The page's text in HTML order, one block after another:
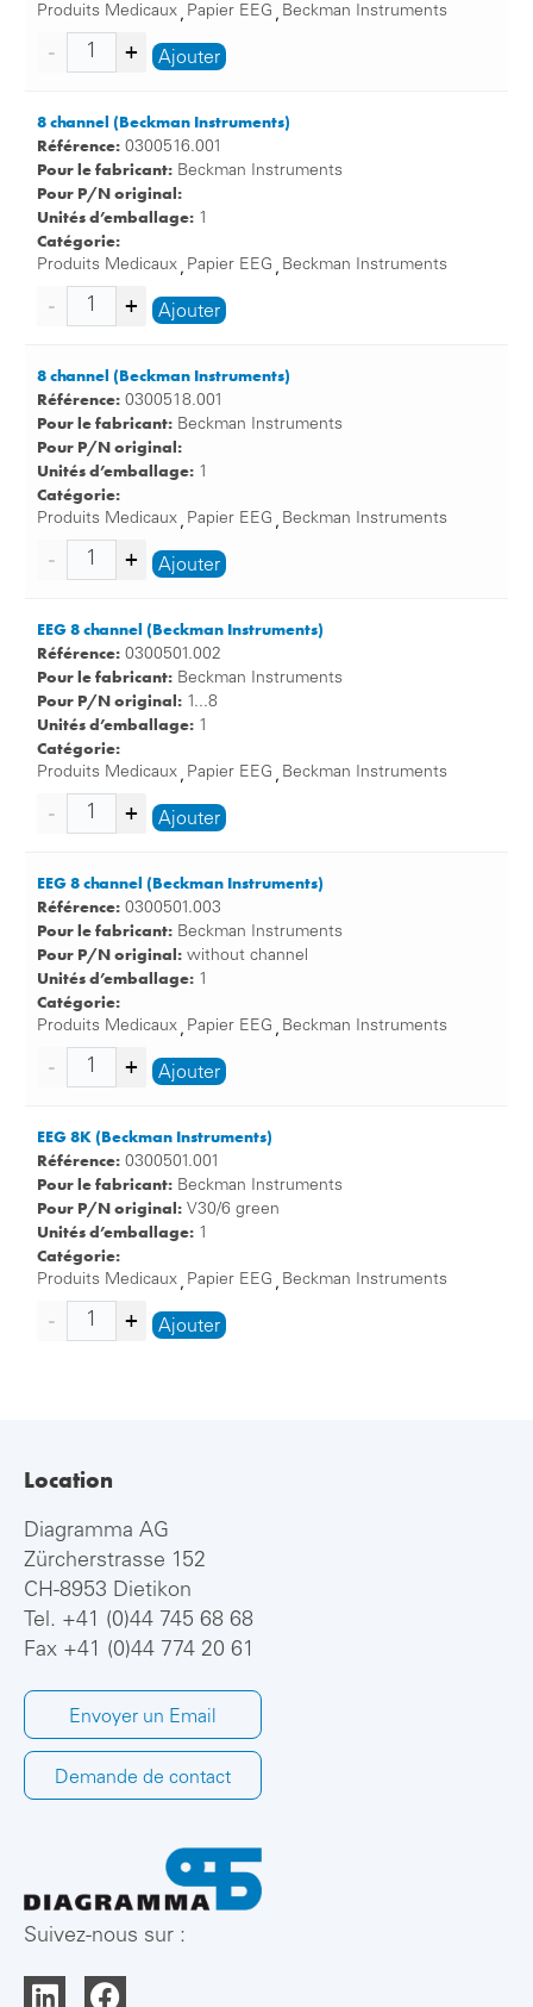
Produits Medicaux , Papier EEG , Beckman Instruments
Ajouter
8 channel (Beckman Instruments)
Référence: 0300516.001
Pour le fabricant: Beckman Instruments
Pour P/N original:
Unités d’emballage: 1
Catégorie:
Produits Medicaux , Papier EEG , Beckman Instruments
Ajouter
8 channel (Beckman Instruments)
Référence: 0300518.001
Pour le fabricant: Beckman Instruments
Pour P/N original:
Unités d’emballage: 1
Catégorie:
Produits Medicaux , Papier EEG , Beckman Instruments
Ajouter
EEG 8 channel (Beckman Instruments)
Référence: 0300501.002
Pour le fabricant: Beckman Instruments
Pour P/N original: 1...8
Unités d’emballage: 1
Catégorie:
Produits Medicaux , Papier EEG , Beckman Instruments
Ajouter
EEG 8 channel (Beckman Instruments)
Référence: 0300501.003
Pour le fabricant: Beckman Instruments
Pour P/N original: without channel
Unités d’emballage: 1
Catégorie:
Produits Medicaux , Papier EEG , Beckman Instruments
Ajouter
EEG 8K (Beckman Instruments)
Référence: 0300501.001
Pour le fabricant: Beckman Instruments
Pour P/N original: V30/6 green
Unités d’emballage: 1
Catégorie:
Produits Medicaux , Papier EEG , Beckman Instruments
Ajouter
Location
Diagramma AG
Zürcherstrasse 152
CH-8953 Dietikon
Tel. +41 (0)44 745 68 68
Fax +41 (0)44 774 20 61
Envoyer un Email
Demande de contact
Suivez-nous sur :